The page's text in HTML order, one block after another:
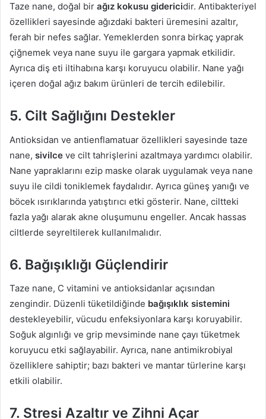
Taze nane, doğal bir ağız kokusu gidericidir. Antibakteriyel
özellikleri sayesinde ağızdaki bakteri üremesini azaltır,
ferah bir nefes sağlar. Yemeklerden sonra birkaç yaprak
çiğnemek veya nane suyu ile gargara yapmak etkilidir.
Ayrıca diş eti iltihabına karşı koruyucu olabilir. Nane yağı
içeren doğal ağız bakım ürünleri de tercih edilebilir.
5. Cilt Sağlığını Destekler
Antioksidan ve antienflamatuar özellikleri sayesinde taze
nane, sivilce ve cilt tahrişlerini azaltmaya yardımcı olabilir.
Nane yapraklarını ezip maske olarak uygulamak veya nane
suyu ile cildi toniklemek faydalıdır. Ayrıca güneş yanığı ve
böcek ısırıklarında yatıştırıcı etki gösterir. Nane, ciltteki
fazla yağı alarak akne oluşumunu engeller. Ancak hassas
ciltlerde seyreltilerek kullanılmalıdır.
6. Bağışıklığı Güçlendirir
Taze nane, C vitamini ve antioksidanlar açısından
zengindir. Düzenli tüketildiğinde bağışıklık sistemini
destekleyebilir, vücudu enfeksiyonlara karşı koruyabilir.
Soğuk algınlığı ve grip mevsiminde nane çayı tüketmek
koruyucu etki sağlayabilir. Ayrıca, nane antimikrobiyal
özelliklere sahiptir; bazı bakteri ve mantar türlerine karşı
etkili olabilir.
7. Stresi Azaltır ve Zihni Açar